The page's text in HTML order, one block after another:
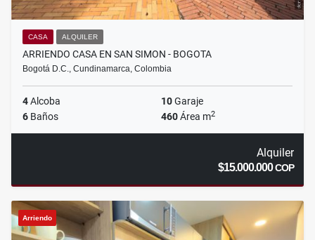
CASA ALQUILER
ARRIENDO CASA EN SAN SIMON - BOGOTA
Bogotá D.C., Cundinamarca, Colombia
4Alcoba 10Garaje
6 Baños 460Área m2
Alquiler
$15.000.000COP
Arriendo